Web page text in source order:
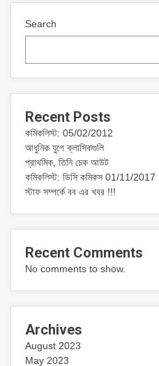
Search
Recent Posts
কমিকলিস্ট: 05/02/2012
আধুনিক যুগে ক্লাসিকগুলি
প্রাথমিক, তিনি চেক আউট
কমিকলিস্ট: ডিসি কমিকস 01/11/2017
স্টাফ সম্পর্কে বব এর খবর !!!
Recent Comments
No comments to show.
Archives
August 2023
May 2023